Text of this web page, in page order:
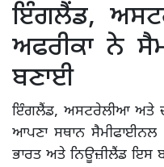
ਇੰਗਲੈਂਡ,
ਅਫਰੀਕਾ ਨੇ
ਬਣਾਈ
ਇੰਗਲੈਂਡ, ਅਸਟਰੇਲੀਆ ਅਤੇ
ਆਪਣਾ ਸਥਾਨ
ਭਾਰਤ ਅਤੇ ਨਿਊਜ਼ੀਲੈਂਡ ਇਸ